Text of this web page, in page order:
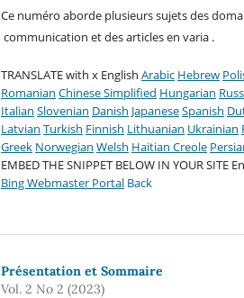
Ce numéro aborde plusieurs sujets des
communication et des articles en varia .
TRANSLATE with x EnglishArabic Hebrew
Romanian Chinese Simplified Hungarian
Italian Slovenian Danish JapaneseSpanish
Latvian Turkish Finnish Lithuanian Ukrainian
Greek Norwegian Welsh Haitian Creole
EMBED THE SNIPPET BELOW IN YOUR SITE
Bing Webmaster Portal Back
Présentation et Sommaire
Vol. 2 No 2 (2023)